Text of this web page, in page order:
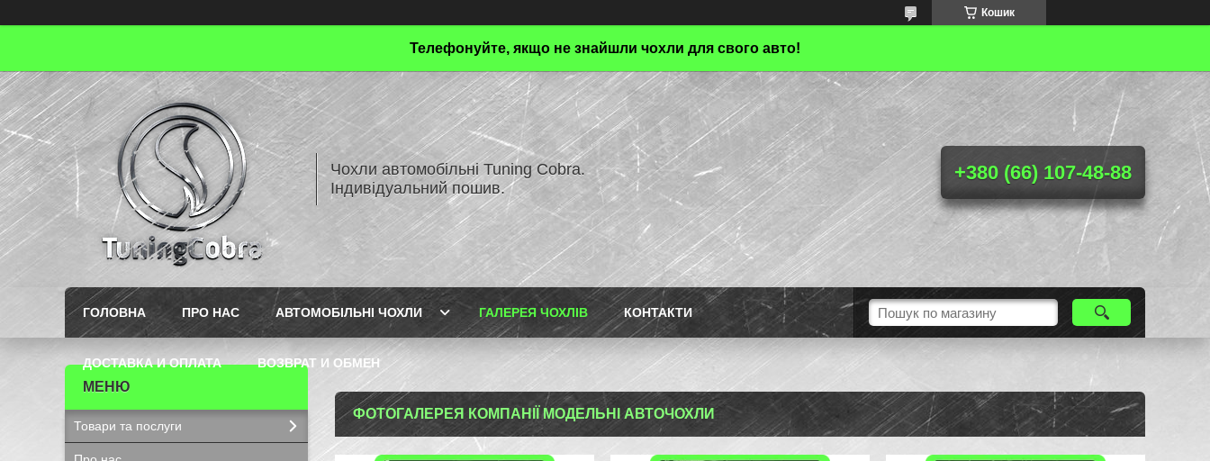
Кошик
Телефонуйте, якщо не знайшли чохли для свого авто!
Чохли автомобільні Tuning Cobra.
Індивідуальний пошив.
+380 (66) 107-48-88
ГОЛОВНА ПРО НАС АВТОМОБІЛЬНІ ЧОХЛИ ГАЛЕРЕЯ ЧОХЛІВ КОНТАКТИ
ДОСТАВКА И ОПЛАТА ВОЗВРАТ И ОБМЕН
ФОТОГАЛЕРЕЯ КОМПАНІЇ МОДЕЛЬНІ АВТОЧОХЛИ
Товари та послуги